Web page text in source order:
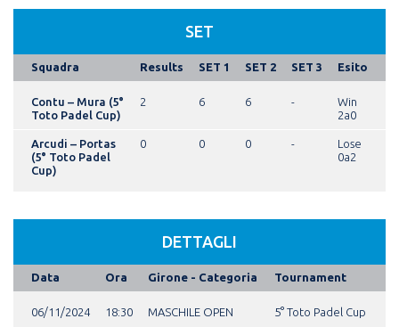
SET
Squadra Results SET 1 SET 2 SET 3 Esito
Contu – Mura (5°
Toto Padel Cup)
2 6 6 -
Win
2a0
Arcudi – Portas
(5° Toto Padel
Cup)
0 0 0 -
Lose
0a2
DETTAGLI
Data Ora Girone - Categoria Tournament
06/11/2024 18:30 MASCHILE OPEN 5° Toto Padel Cup